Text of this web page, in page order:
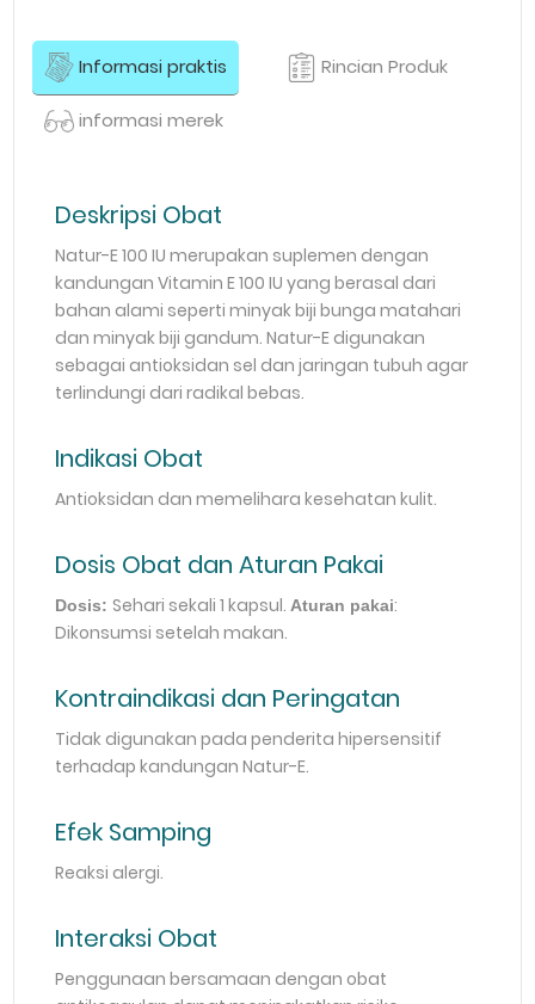
Informasi praktis Rincian Produk
informasi merek
Deskripsi Obat
Natur-E 100 IU merupakan suplemen dengan
kandungan Vitamin E 100 IU yang berasal dari
bahan alami seperti minyak biji bunga matahari
dan minyak biji gandum. Natur-E digunakan
sebagai antioksidan sel dan jaringan tubuh agar
terlindungi dari radikal bebas.
Indikasi Obat
Antioksidan dan memelihara kesehatan kulit.
Dosis Obat dan Aturan Pakai
Dosis:Sehari sekali 1 kapsul.Aturan pakai:
Dikonsumsi setelah makan.
Kontraindikasi dan Peringatan
Tidak digunakan pada penderita hipersensitif
terhadap kandungan Natur-E.
Efek Samping
Reaksi alergi.
Interaksi Obat
Penggunaan bersamaan dengan obat